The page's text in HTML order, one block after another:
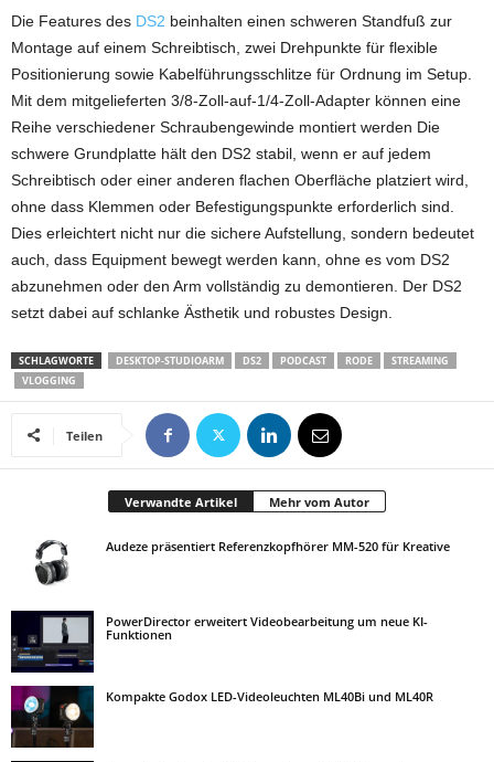
Die Features des DS2 beinhalten einen schweren Standfuß zur
Montage auf einem Schreibtisch, zwei Drehpunkte für flexible
Positionierung sowie Kabelführungsschlitze für Ordnung im Setup.
Mit dem mitgelieferten 3/8-Zoll-auf-1/4-Zoll-Adapter können eine
Reihe verschiedener Schraubengewinde montiert werden Die
schwere Grundplatte hält den DS2 stabil, wenn er auf jedem
Schreibtisch oder einer anderen flachen Oberfläche platziert wird,
ohne dass Klemmen oder Befestigungspunkte erforderlich sind.
Dies erleichtert nicht nur die sichere Aufstellung, sondern bedeutet
auch, dass Equipment bewegt werden kann, ohne es vom DS2
abzunehmen oder den Arm vollständig zu demontieren. Der DS2
setzt dabei auf schlanke Ästhetik und robustes Design.
SCHLAGWORTE DESKTOP-STUDIOARM DS2 PODCAST RODE
STREAMING
VLOGGING
Teilen
Verwandte Artikel Mehr vom Autor
Audeze präsentiert Referenzkopfhörer MM-520 für Kreative
PowerDirector erweitert Videobearbeitung um neue KI-
Funktionen
Kompakte Godox LED-Videoleuchten ML40Bi und ML40R